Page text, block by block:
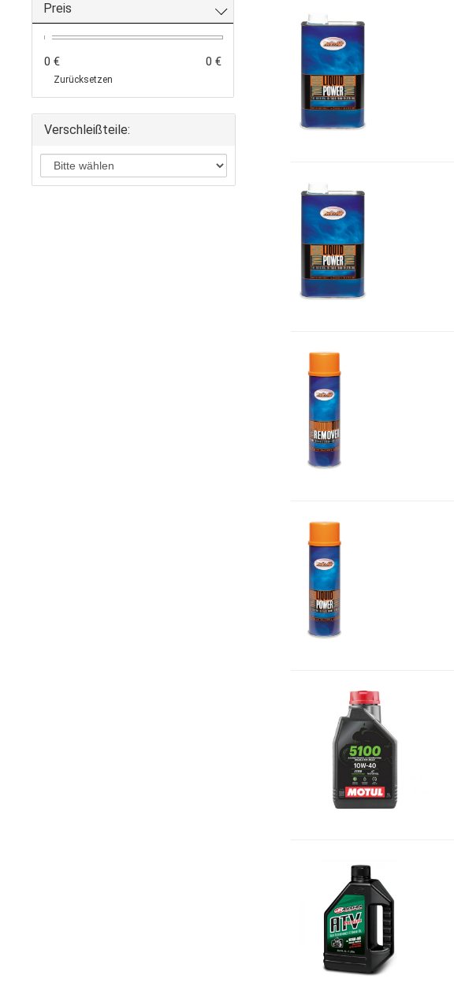
Preis
0 € 0 €
Zurücksetzen
Verschleißteile: